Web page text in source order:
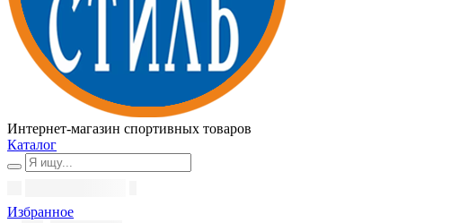
Интернет-магазин спортивных товаров
Каталог
Избранное